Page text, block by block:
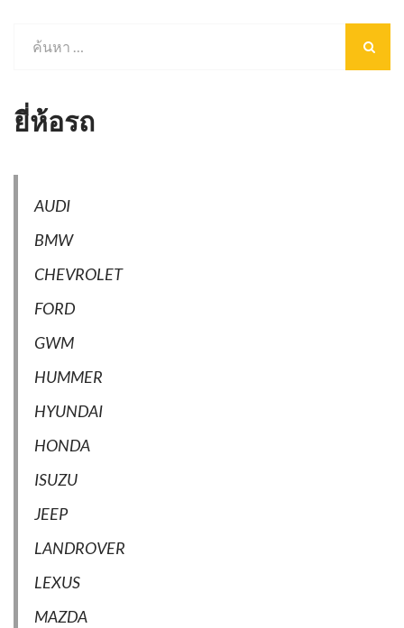
ยี่ห้อรถ
AUDI
BMW
CHEVROLET
FORD
GWM
HUMMER
HYUNDAI
HONDA
ISUZU
JEEP
LANDROVER
LEXUS
MAZDA